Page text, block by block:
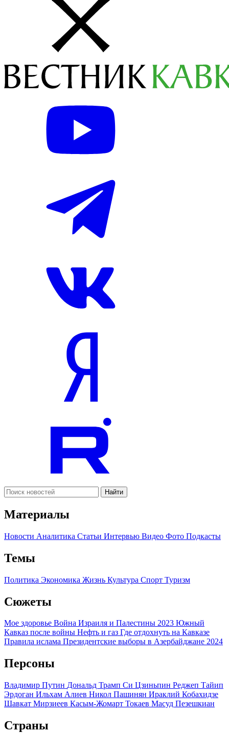
Найти
Материалы
Новости Аналитика Статьи Интервью Видео Фото Подкасты
Темы
Политика Экономика Жизнь Культура Спорт Туризм
Сюжеты
Мое здоровье Война Израиля и Палестины 2023 Южный
Кавказ после войны Нефть и газ Где отдохнуть на Кавказе
Правила ислама Президентские выборы в Азербайджане 2024
Персоны
Владимир Путин Дональд Трамп Си Цзиньпин Реджеп Тайип
Эрдоган Ильхам Алиев Никол Пашинян Ираклий Кобахидзе
Шавкат Мирзиеев Касым-Жомарт Токаев Масуд Пезешкиан
Страны